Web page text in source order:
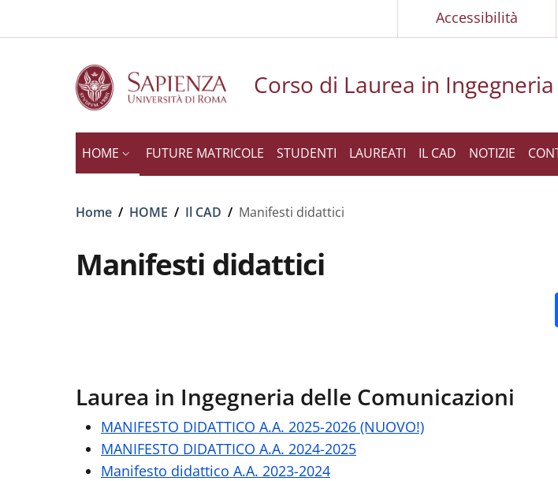
Accessibilità
Corso di Laurea in
HOME FUTURE MATRICOLE STUDENTI LAUREATI IL CAD NOTIZIE
Briciole di pane
Home / HOME / Il CAD / Manifesti didattici
Manifesti didattici
Laurea in Ingegneria delle Comunicazioni
MANIFESTO DIDATTICO A.A. 2025-2026 (NUOVO!)
MANIFESTO DIDATTICO A.A. 2024-2025
Manifesto didattico A.A. 2023-2024